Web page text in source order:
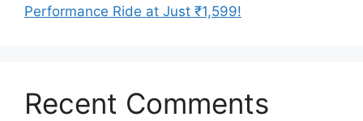
Performance Ride at Just ₹1,599!
Recent Comments